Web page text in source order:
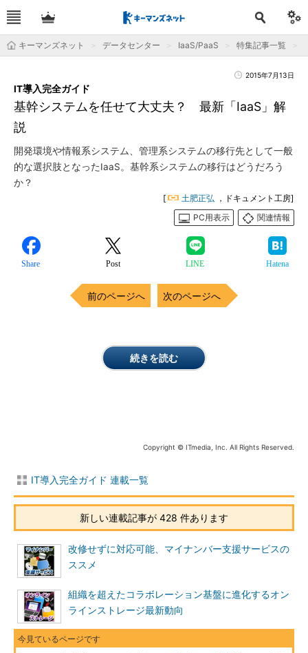
キーマンズネット データセンター IaaS/PaaS 特集記事一覧
2015年7月13日
基幹システムを任せて大丈夫？ 最新「IaaS」解
説
IT導入完全ガイド
開発環境や情報系システム、管理系システムの移行先として一般
的な選択肢となったIaaS。基幹系システムの移行はどうだろう
か？
[ 土肥正弘 ，ドキュメント工房]
PC用表示
関連情報
Share Post LINE Hatena
前のページへ 次のページへ
続きを読む
Copyright © ITmedia, Inc. All Rights Reserved.
IT導入完全ガイド 連載一覧
新しい連載記事が 428 件あります
改修せずに対応可能、マイナンバー支援サービスの
ススメ
組織を超えたコラボレーション基盤に進化するオン
ラインストレージ最新動向